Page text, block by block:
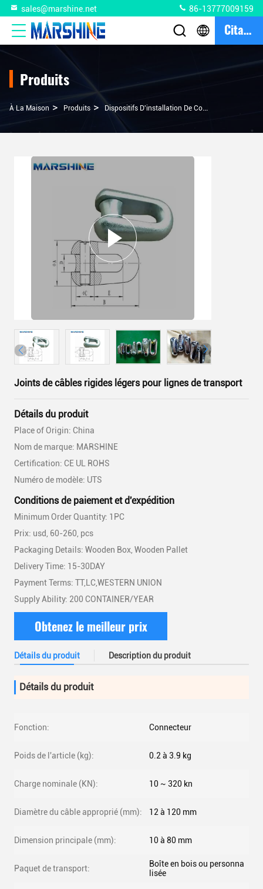
sales@marshine.net 86-13777009159
Citation
Produits
À La Maison > Produits > Dispositifs D'installation De Conducteurs
Joints de câbles rigides légers pour lignes de transport
Détails du produit
Place of Origin: China
Nom de marque: MARSHINE
Certification: CE UL ROHS
Numéro de modèle: UTS
Conditions de paiement et d'expédition
Minimum Order Quantity: 1PC
Prix: usd, 60-260, pcs
Packaging Details: Wooden Box, Wooden Pallet
Delivery Time: 15-30DAY
Payment Terms: TT,LC,WESTERN UNION
Supply Ability: 200 CONTAINER/YEAR
Obtenez le meilleur prix
Détails du produit Description du produit
Détails du produit
Fonction: Connecteur
Poids de l'article (kg): 0.2 à 3.9 kg
Charge nominale (KN): 10 ~ 320 kn
Diamètre du câble approprié (mm): 12 à 120 mm
Dimension principale (mm): 10 à 80 mm
Paquet de transport:
Boîte en bois ou personna
lisée